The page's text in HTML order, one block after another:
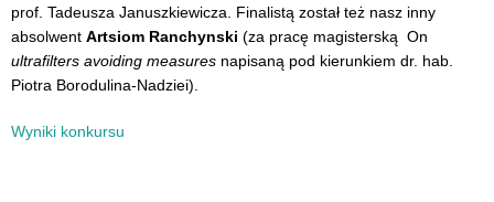
prof. Tadeusza Januszkiewicza. Finalistą został też nasz inny
absolwent Artsiom Ranchynski (za pracę magisterską On
ultrafilters avoiding measures napisaną pod kierunkiem dr. hab.
Piotra Borodulina-Nadziei).
Wyniki konkursu